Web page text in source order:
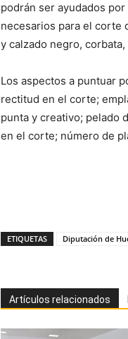
podrán ser ayudados
necesarios para el corte
y calzado negro,
Los aspectos a puntuar
rectitud en el corte;
punta y creativo; pelado
en el corte; número de
ETIQUETAS Diputación de
Artículos relacionados